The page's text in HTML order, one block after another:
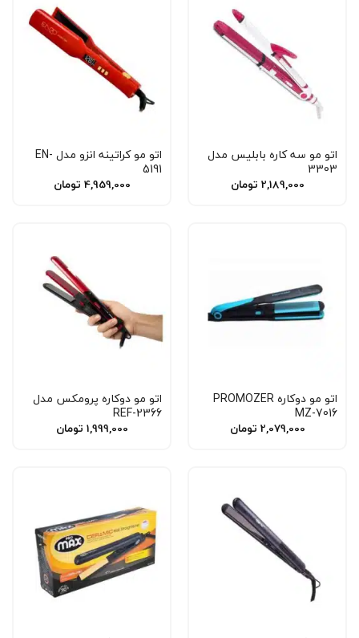
اتو مو سه کاره بابلیس مدل
3303
2,189,000 تومان
اتو مو کراتینه انزو مدل EN-
5191
4,959,000 تومان
اتو مو دوکاره PROMOZER
MZ-7016
2,079,000 تومان
اتو مو دوکاره پرومکس مدل
REF-2366
1,999,000 تومان